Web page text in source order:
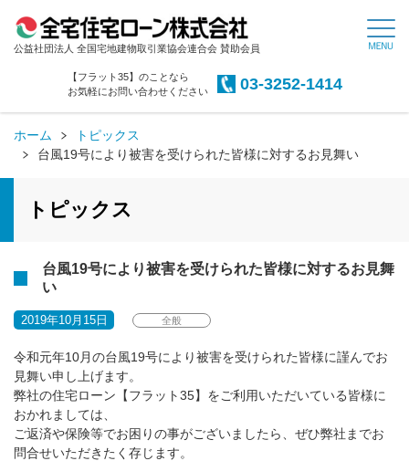
公益社団法人 全国宅地建物取引業協会連合会 賛助会員
【フラット35】のことなら
お気軽にお問い合わせください
03-3252-1414
ホーム
トピックス
台風19号により被害を受けられた皆様に対するお見舞い
トピックス
台風19号により被害を受けられた皆様に対するお見舞
い
2019年10月15日 全般
令和元年10月の台風19号により被害を受けられた皆様に謹んでお
見舞い申し上げます。
弊社の住宅ローン【フラット35】をご利用いただいている皆様に
おかれましては、
ご返済や保険等でお困りの事がございましたら、ぜひ弊社までお
問合せいただきたく存じます。